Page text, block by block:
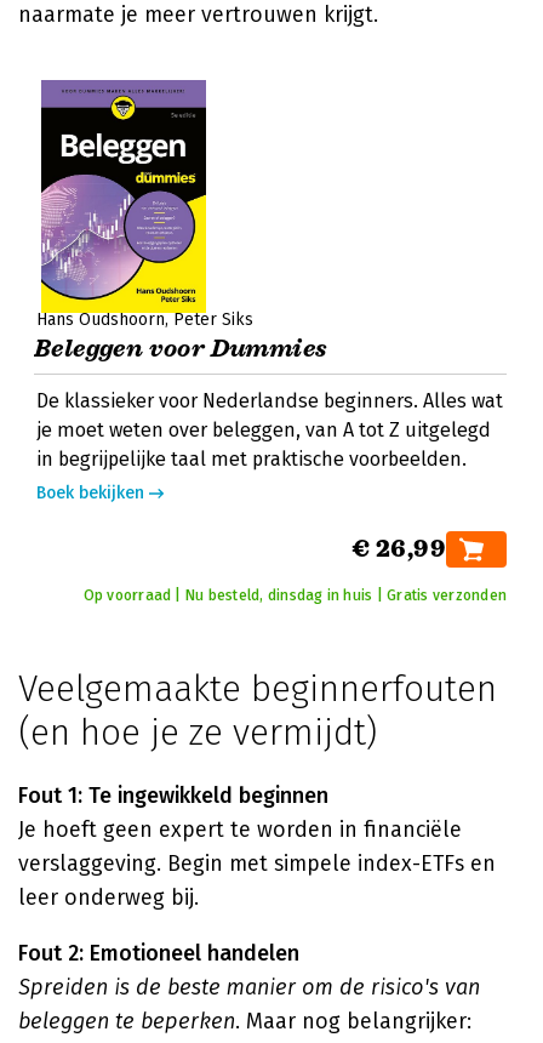
naarmate je meer vertrouwen krijgt.
Hans Oudshoorn Peter Siks
Beleggen voor Dummies
De klassieker voor Nederlandse beginners. Alles wat
je moet weten over beleggen, van A tot Z uitgelegd
in begrijpelijke taal met praktische voorbeelden.
Boek bekijken
€ 26,99
Op voorraad | Nu besteld, dinsdag in huis | Gratis verzonden
Veelgemaakte beginnerfouten
(en hoe je ze vermijdt)
Fout 1: Te ingewikkeld beginnen
Je hoeft geen expert te worden in financiële
verslaggeving. Begin met simpele index-ETFs en
leer onderweg bij.
Fout 2: Emotioneel handelen
Spreiden is de beste manier om de risico's van
beleggen te beperken. Maar nog belangrijker: